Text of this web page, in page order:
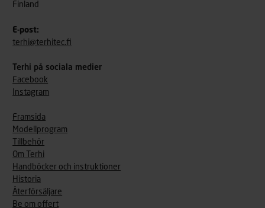
Finland
E-post:
terhi@terhitec.fi
Terhi på sociala medier
Facebook
Instagram
Framsida
Modellprogram
Tillbehör
Om Terhi
Handböcker och instruktioner
Historia
Återförsäljare
Be om offert